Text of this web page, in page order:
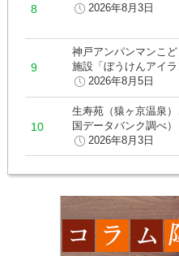
2026年8月3日
神戸アンパンマンこ
施設「ぼうけんアイ
2026年8月5日
生寿苑（猿ヶ京温泉
国データバンク調べ）
2026年8月3日